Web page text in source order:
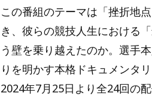
この番組のテーマは「挫折地
き、彼らの競技人生における
う壁を乗り越えたのか。選手
りを明かす本格ドキュメンタリ
2024年7月25日より全24回の